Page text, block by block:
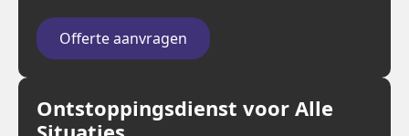
Offerte aanvragen
Ontstoppingsdienst voor Alle